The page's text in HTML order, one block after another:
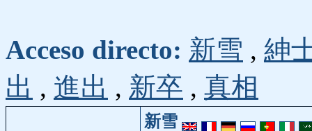
Acceso directo: 新雪 , 紳
出 , 進出 , 新卒 , 真相
新雪